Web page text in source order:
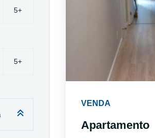
5+
5+
VENDA
Apartamento